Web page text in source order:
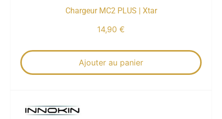
Chargeur MC2 PLUS | Xtar
14,90 €
Ajouter au panier